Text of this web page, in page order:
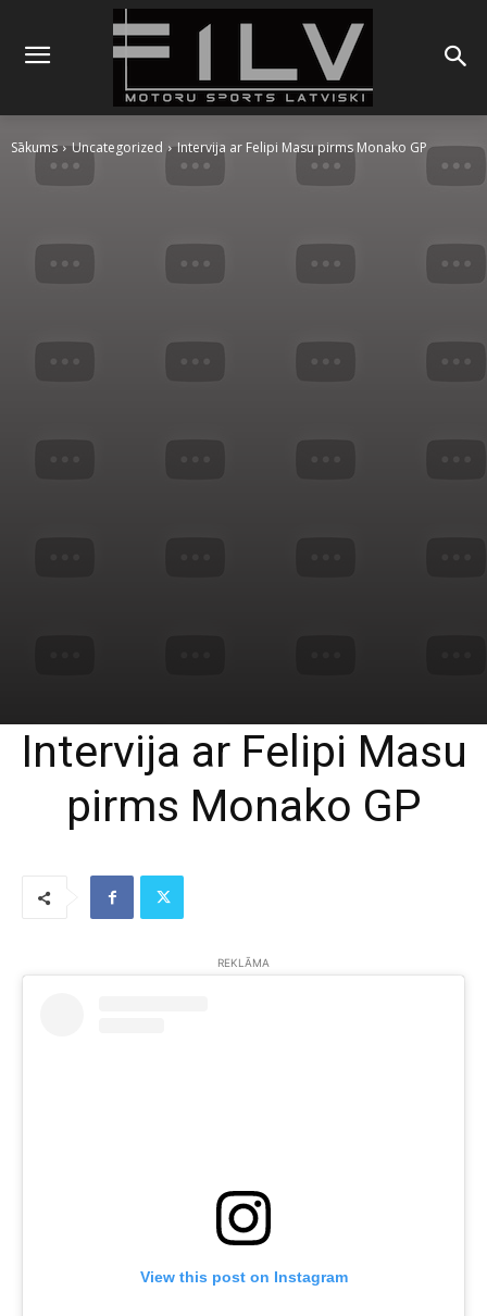
Sākums Uncategorized Intervija ar Felipi Masu pirms Monako GP
Intervija ar Felipi Masu
pirms Monako GP
REKLĀMA
View this post on Instagram